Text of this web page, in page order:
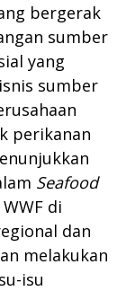
bergerak
sumber
yang
sumber
perikanan
Seafood
di
dan
melakukan
isu